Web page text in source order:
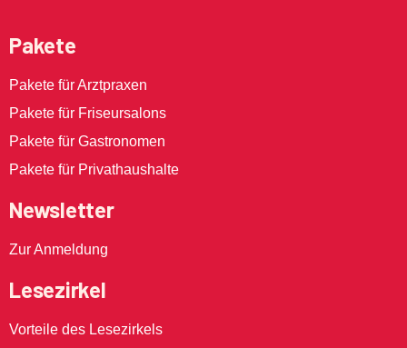
Pakete
Pakete für Arztpraxen
Pakete für Friseursalons
Pakete für Gastronomen
Pakete für Privathaushalte
Newsletter
Zur Anmeldung
Lesezirkel
Vorteile des Lesezirkels